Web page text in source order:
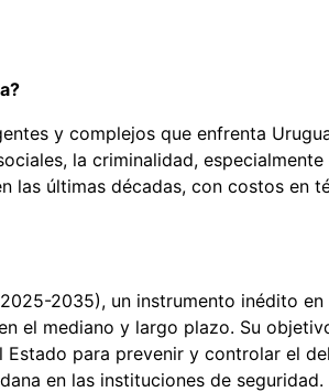
y complejos que enfrenta
la criminalidad,
las últimas décadas, con costos en
2035), un instrumento inédito
el mediano y largo plazo. Su
para prevenir y controlar el
en las instituciones de seguridad.